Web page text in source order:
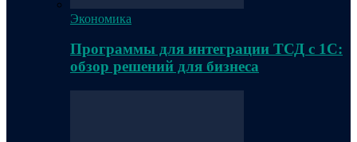
Экономика
Программы для интеграции ТСД с 1С:
обзор решений для бизнеса